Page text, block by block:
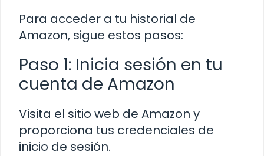
Para acceder a tu historial de
Amazon, sigue estos pasos:
Paso 1: Inicia sesión en tu
cuenta de Amazon
Visita el sitio web de Amazon y
proporciona tus credenciales de
inicio de sesión.